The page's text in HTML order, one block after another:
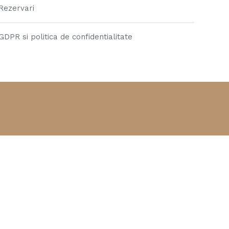
si politica de confidentialitate